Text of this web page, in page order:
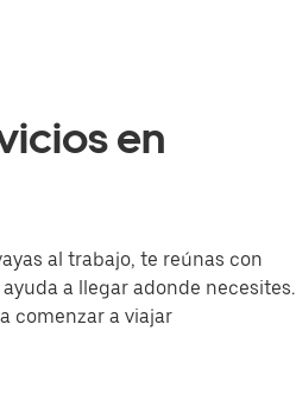
en
al trabajo, te reúnas con
a llegar adonde necesites.
comenzar a viajar